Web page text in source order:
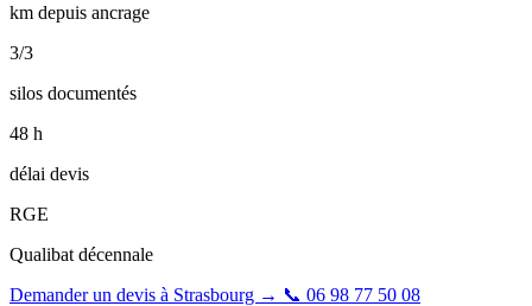
km depuis ancrage
3/3
silos documentés
48 h
délai devis
RGE
Qualibat décennale
Demander un devis à Strasbourg → 📞 06 98 77 50 08